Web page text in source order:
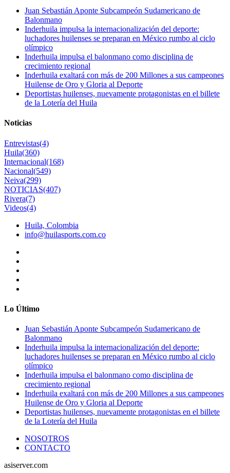
Juan Sebastián Aponte Subcampeón Sudamericano de
Balonmano
Inderhuila impulsa la internacionalización del deporte:
luchadores huilenses se preparan en México rumbo al ciclo
olímpico
Inderhuila impulsa el balonmano como disciplina de
crecimiento regional
Inderhuila exaltará con más de 200 Millones a sus campeones
Huilense de Oro y Gloria al Deporte
Deportistas huilenses, nuevamente protagonistas en el billete
de la Lotería del Huila
Noticias
Entrevistas(4)
Huila(360)
Internacional(168)
Nacional(549)
Neiva(299)
NOTICIAS(407)
Rivera(7)
Videos(4)
Huila, Colombia
info@huilasports.com.co
Lo Último
Juan Sebastián Aponte Subcampeón Sudamericano de
Balonmano
Inderhuila impulsa la internacionalización del deporte:
luchadores huilenses se preparan en México rumbo al ciclo
olímpico
Inderhuila impulsa el balonmano como disciplina de
crecimiento regional
Inderhuila exaltará con más de 200 Millones a sus campeones
Huilense de Oro y Gloria al Deporte
Deportistas huilenses, nuevamente protagonistas en el billete
de la Lotería del Huila
NOSOTROS
CONTACTO
asiserver.com